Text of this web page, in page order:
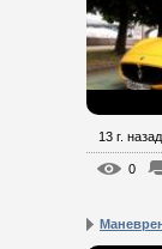
13 г. назад
0